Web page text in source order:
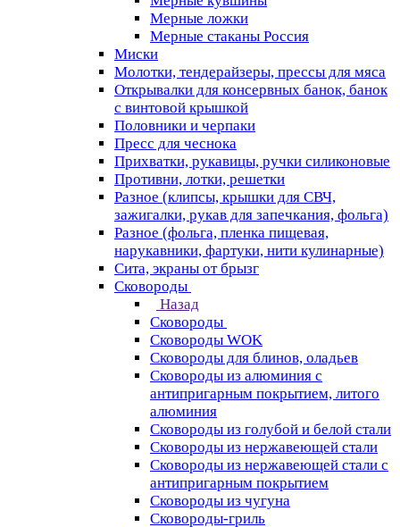
Мерные ложки
Мерные стаканы Россия
Миски
Молотки, тендерайзеры, прессы для мяса
Открывалки для консервных банок, банок
с винтовой крышкой
Половники и черпаки
Пресс для чеснока
Прихватки, рукавицы, ручки силиконовые
Противни, лотки, решетки
Разное (клипсы, крышки для СВЧ,
зажигалки, рукав для запечкания, фольга)
Разное (фольга, пленка пищевая,
нарукавники, фартуки, нити кулинарные)
Сита, экраны от брызг
Сковороды
Назад
Сковороды
Сковороды WOK
Сковороды для блинов, оладьев
Сковороды из алюминия с
антипригарным покрытием, литого
алюминия
Сковороды из голубой и белой стали
Сковороды из нержавеющей стали
Сковороды из нержавеющей стали с
антипригарным покрытием
Сковороды из чугуна
Сковороды-гриль